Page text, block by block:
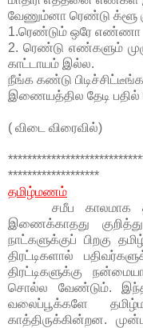
வேணும்னா ரெண்டு க்ளூ
1.ரெண்டும் ஒரே
2. ரெண்டு எண்களும்
காட்டாயம் இல்ல.
நீங்க கண்டு
இணையத்தில தேடி பதில்
( விடை விரைவில்)
*******************
தமிழ்மணம்
சமீப காலமாக
இணைக்காதது
நாட்களுக்குப் பிறகு
திரட்டிகளால்
திரட்டிகளுக்கு
சொல்ல வேண்டும்.
வலைப்பூக்களே
காத்திருக்கின்றன.